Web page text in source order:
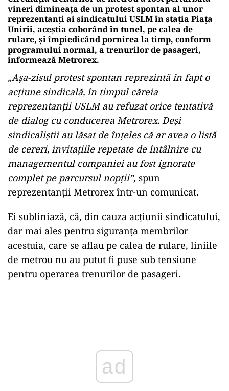
vineri dimineaţa de un protest spontan al unor
reprezentanţi ai sindicatului USLM în staţia Piaţa
Unirii, aceştia coborând în tunel, pe calea de
rulare, şi împiedicând pornirea la timp, conform
programului normal, a trenurilor de pasageri,
informează Metrorex.
„Aşa-zisul protest spontan reprezintă în fapt o
acţiune sindicală, în timpul căreia
reprezentanţii USLM au refuzat orice tentativă
de dialog cu conducerea Metrorex. Deşi
sindicaliştii au lăsat de înţeles că ar avea o listă
de cereri, invitaţiile repetate de întâlnire cu
managementul companiei au fost ignorate
complet pe parcursul nopţii”, spun
reprezentanţii Metrorex într-un comunicat.
Ei subliniază, că, din cauza acţiunii sindicatului,
dar mai ales pentru siguranţa membrilor
acestuia, care se aflau pe calea de rulare, liniile
de metrou nu au putut fi puse sub tensiune
pentru operarea trenurilor de pasageri.